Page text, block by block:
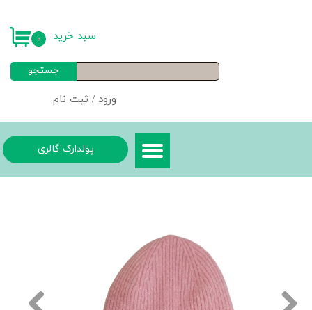
ورود / ثبت نام
خروج از حساب کاربری
جستجو
۰ سبد خرید
پولدارک گالری